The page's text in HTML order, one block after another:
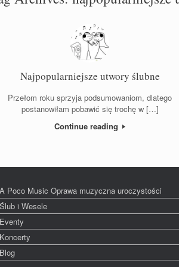
Najpopularniejsze utwory ślubne
Przełom roku sprzyja podsumowaniom, dlatego
postanowiłam pobawić się trochę w […]
Continue reading
A Poco Music Oprawa muzyczna uroczystości
Ślub i Wesele
Eventy
Koncerty
Blog